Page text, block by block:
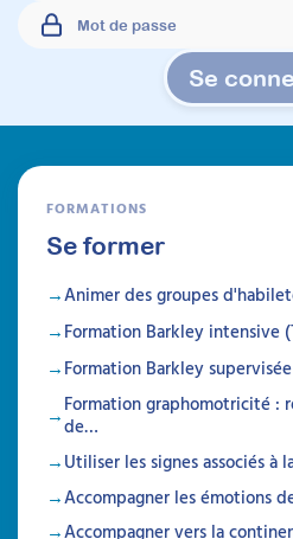
Se
FORMATIONS
Se former
Animer des groupes
Formation Barkley intensive
Formation Barkley
Formation graphomotricité :
de…
Utiliser les signes associés à
Accompagner les émotions
Accompagner vers la